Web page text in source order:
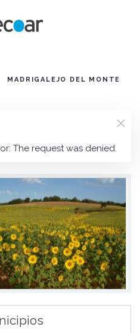
MADRIGALEJO DEL MONTE
The request was denied.